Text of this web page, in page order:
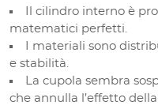
Il cilindro interno è
matematici perfetti.
I materiali sono
e stabilità.
La cupola sembra
che annulla l’effetto